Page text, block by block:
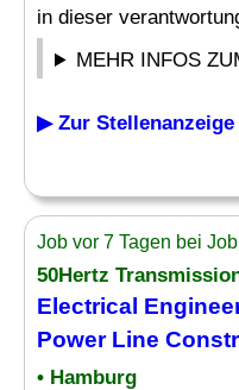
in dieser
MEHR INFOS
▶ Zur Stellenanzeige
Job vor 7 Tagen bei
50Hertz
Electrical
Power Line
• Hamburg